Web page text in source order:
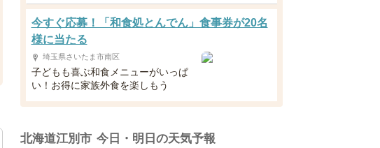
今すぐ応募！「和食処とんでん」食事券が20名
様に当たる
埼玉県さいたま市南区
子どもも喜ぶ和食メニューがいっぱ
い！お得に家族外食を楽しもう
北海道江別市 今日・明日の天気予報